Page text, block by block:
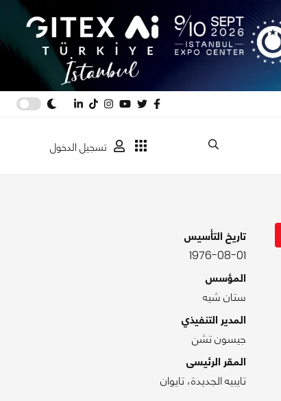
تسجيل الدخول
تاريخ التأسيس
1976-08-01
المؤسس
ستان شيه
المدير التنفيذي
جيسون تشن
المقر الرئيسى
تايبيه الجديدة، تايوان